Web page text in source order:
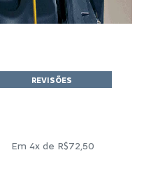
REVISÕES
Em 4x de R$72,50